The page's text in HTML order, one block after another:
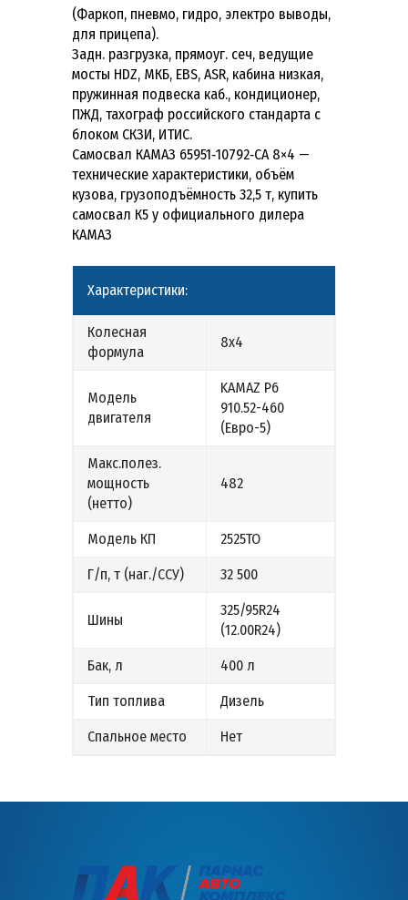
(Фаркоп, пневмо, гидро, электро выводы,
для прицепа).
Задн. разгрузка, прямоуг. сеч, ведущие
мосты HDZ, МКБ, EBS, ASR, кабина низкая,
пружинная подвеска каб., кондиционер,
ПЖД, тахограф российского стандарта с
блоком СКЗИ, ИТИС.
Самосвал КАМАЗ 65951‑10792‑CA 8×4 —
технические характеристики, объём
кузова, грузоподъёмность 32,5 т, купить
самосвал К5 у официального дилера
КАМАЗ
Характеристики:
Колесная
формула
8х4
Модель
двигателя
KAMAZ Р6
910.52-460
(Евро-5)
Макс.полез.
мощность
(нетто)
482
Модель КП 2525TO
Г/п, т (наг./ССУ) 32 500
Шины
325/95R24
(12.00R24)
Бак, л 400 л
Тип топлива Дизель
Спальное место Нет